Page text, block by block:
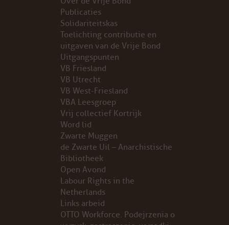
PROBLEMY Z AGENCJA… PRACY TYMCZASOWEJ
KUNST-ANARCHISTISCHE DAG BAJEENKOMST
VERKIEZINGEN
BASTION BASTARDS
DE CRISIS VOORBIJ
CODE ZWART
FREE JOCK PALFREEMAN
BUITEN DE ORDE
Publicaties
Solidariteitskas
Toelichting contributie en
uitgaven van de Vrije Bond
Uitgangspunten
VB Friesland
VB Utrecht
VB West-Friesland
VBA Leesgroep
Vrij collectief Kortrijk
Word lid
Zwarte Muggen
de Zwarte Uil – Anarchistische
Bibliotheek
Open Avond
Labour Rights in the
Netherlands
Links arbeid
OTTO Workforce. Podejrzenia o